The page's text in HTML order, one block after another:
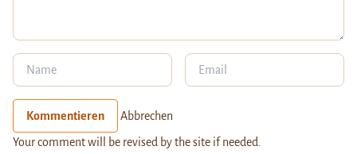
Kommentieren Abbrechen
Your comment will be revised by the site if needed.